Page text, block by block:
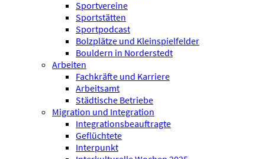
Sportvereine
Sportstätten
Sportpodcast
Bolzplätze und Kleinspielfelder
Bouldern in Norderstedt
Arbeiten
Fachkräfte und Karriere
Arbeitsamt
Städtische Betriebe
Migration und Integration
Integrationsbeauftragte
Geflüchtete
Interpunkt